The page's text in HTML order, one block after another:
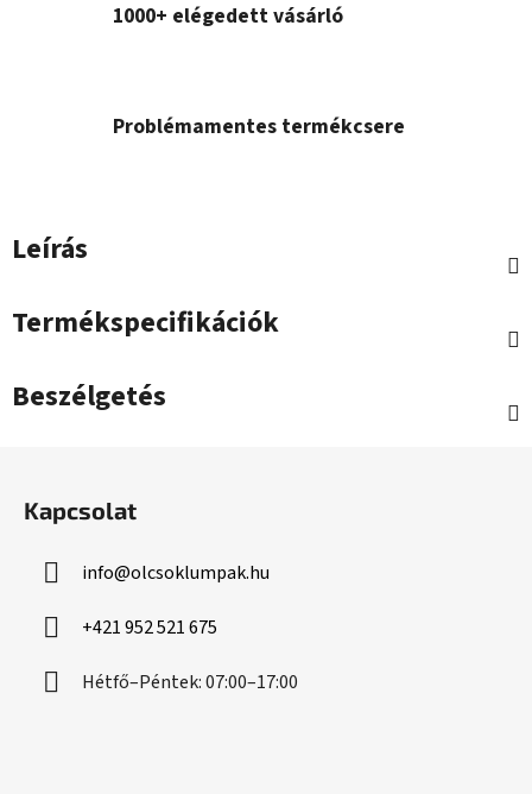
1000+ elégedett vásárló
Problémamentes termékcsere
Leírás
Termékspecifikációk
Beszélgetés
Kapcsolat
info@olcsoklumpak.hu
+421 952 521 675
Hétfő–Péntek: 07:00–17:00